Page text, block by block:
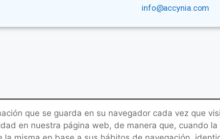
info@accynia.com
que se guarda en su navegador cada vez que
en nuestra página web, de manera que, cuando la